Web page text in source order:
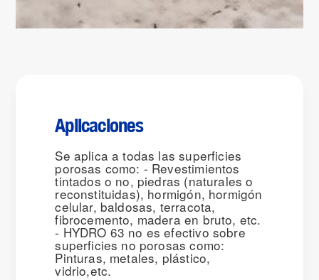
Aplicaciones
Se aplica a todas las superficies
porosas como: - Revestimientos
tintados o no, piedras (naturales o
reconstituidas), hormigón, hormigón
celular, baldosas, terracota,
fibrocemento, madera en bruto, etc.
- HYDRO 63 no es efectivo sobre
superficies no porosas como:
Pinturas, metales, plástico,
vidrio,etc.